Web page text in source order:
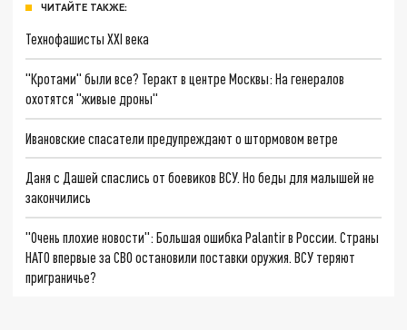
ЧИТАЙТЕ ТАКЖЕ:
Технофашисты XXI века
"Кротами" были все? Теракт в центре Москвы: На генералов
охотятся "живые дроны"
Ивановские спасатели предупреждают о штормовом ветре
Даня с Дашей спаслись от боевиков ВСУ. Но беды для малышей не
закончились
"Очень плохие новости": Большая ошибка Palantir в России. Страны
НАТО впервые за СВО остановили поставки оружия. ВСУ теряют
приграничье?